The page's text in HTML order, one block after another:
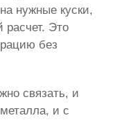
нужные куски,
расчет. Это
без
связать, и
и с